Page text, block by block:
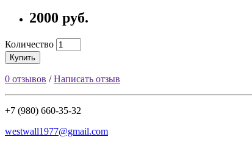
2000 руб.
Количество
Купить
0 отзывов /Написать отзыв
+7 (980) 660-35-32
westwall1977@gmail.com